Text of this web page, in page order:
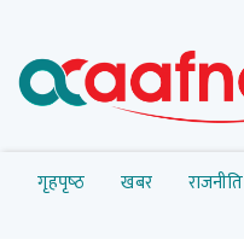
गृहपृष्‍ठ खबर राजनीति